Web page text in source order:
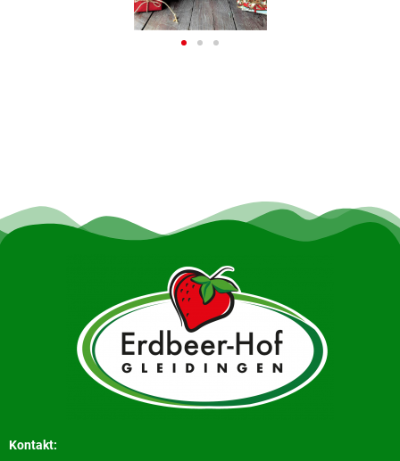
Kontakt: